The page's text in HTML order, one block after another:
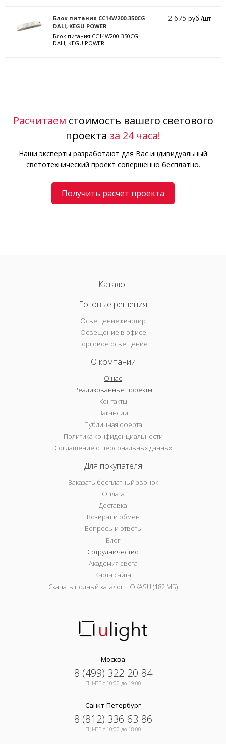
Блок питания CC14W200-350CG
DALI, KEGU POWER
Блок питания CC14W200-350CG
DALI, KEGU POWER
2 675руб /шт
Расчитаем стоимость вашего светового
проекта за 24 часа!
Наши эксперты разработают для Вас индивидуальный
светотехнический проект совершенно бесплатно.
Получить расчет проекта
Каталог
Готовые решения
Освещение квартир
Освещение в офисе
Торговое освещение
О компании
О нас
Реализованные проекты
Контакты
Вакансии
Публичная оферта
Политика конфиденциальности
Соглашение о персональных данных
Для покупателя
Заказать бесплатный звонок
Оплата
Доставка
Возврат и обмен
Вопросы и ответы
Блог
Сотрудничество
Академия света
Карта сайта
Скачать полный каталог HOKASU (182 МБ)
Москва
8 (499) 322-20-84
ПН-ПТ c 10:00 до 19:00
Санкт-Петербург
8 (812) 336-63-86
ПН-ПТ c 10:00 до 18:00